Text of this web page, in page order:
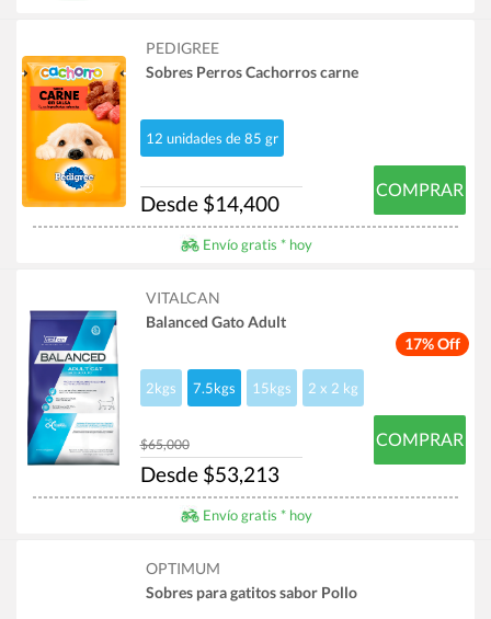
PEDIGREE
Sobres Perros Cachorros carne
12 unidades de 85 gr
Desde $14,400
COMPRAR
Envío gratis * hoy
17% Off
VITALCAN
Balanced Gato Adult
2kgs 7.5kgs 15kgs 2 x 2 kg
$65,000
Desde $53,213
COMPRAR
Envío gratis * hoy
OPTIMUM
Sobres para gatitos sabor Pollo